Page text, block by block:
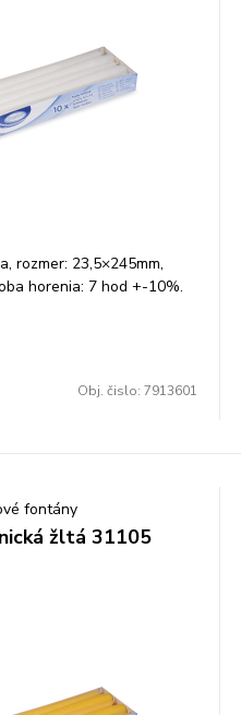
rozmer: 23,5×245mm,
horenia: 7 hod +-10%.
Obj. čislo: 7913601
fontány
žltá 31105